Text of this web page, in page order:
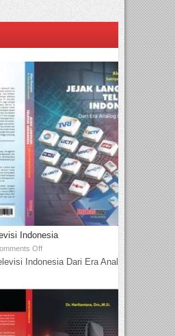
Indonesia
Off
Indonesia Dari Era Analog